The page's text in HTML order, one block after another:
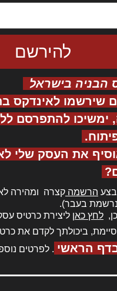
הבניה בישראל
שירשמו לאינדקס
ימשיכו להתפרסם
את העסק שלי
הרשמה קצרה ומהירה
בעבר).
לחץ כאן ליצירת כרטיס
ביכולתך לקדם את
הראשי . לפרטים